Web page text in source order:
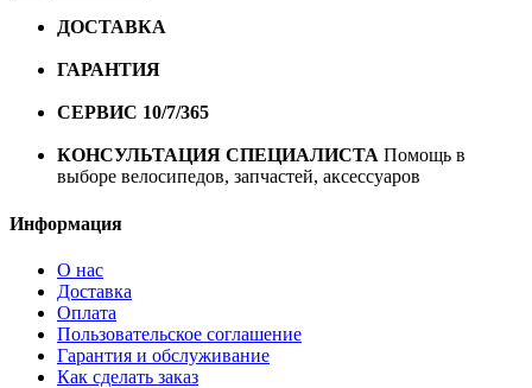
ДОСТАВКА
ГАРАНТИЯ
СЕРВИС 10/7/365
КОНСУЛЬТАЦИЯ СПЕЦИАЛИСТА Помощь в
выборе велосипедов, запчастей, аксессуаров
Информация
О нас
Доставка
Оплата
Пользовательское соглашение
Гарантия и обслуживание
Как сделать заказ